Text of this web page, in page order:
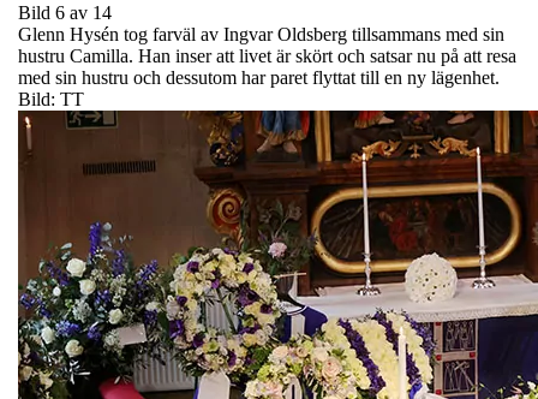
Bild 6 av 14
Glenn Hysén tog farväl av Ingvar Oldsberg tillsammans med sin
hustru Camilla. Han inser att livet är skört och satsar nu på att resa
med sin hustru och dessutom har paret flyttat till en ny lägenhet.
Bild: TT